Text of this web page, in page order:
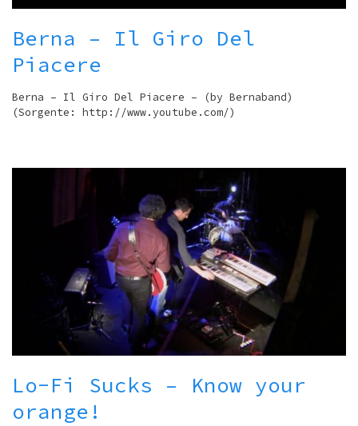
Berna – Il Giro Del
Piacere
Berna – Il Giro Del Piacere – (by Bernaband)
(Sorgente: http://www.youtube.com/)
Lo-Fi Sucks – Know your
orange!